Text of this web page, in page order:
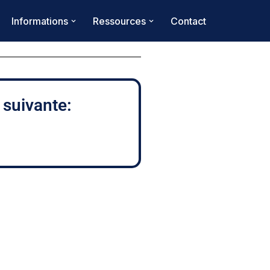
Informations Ressources Contact